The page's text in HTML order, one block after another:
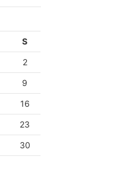
S
2
9
16
23
30